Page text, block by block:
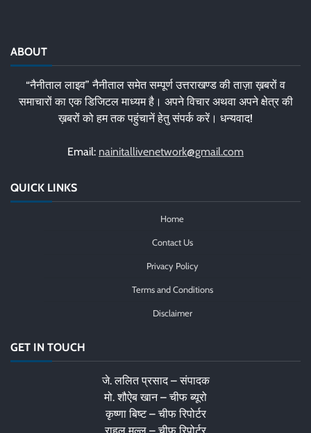
ABOUT
“नैनीताल लाइव” नैनीताल समेत सम्पूर्ण उत्तराखण्ड की ताज़ा ख़बरों व
समाचारों का एक डिजिटल माध्यम है। अपने विचार अथवा अपने क्षेत्र की
ख़बरों को हम तक पहुंचानें हेतु संपर्क करें। धन्यवाद!
Email: nainitallivenetwork@gmail.com
QUICK LINKS
Home
Contact Us
Privacy Policy
Terms and Conditions
Disclaimer
GET IN TOUCH
जे. ललित प्रसाद – संपादक
मो. शौऐब खान – चीफ ब्यूरो
कृष्णा बिष्ट – चीफ रिपोर्टर
राहुल मल्ल – चीफ रिपोर्टर